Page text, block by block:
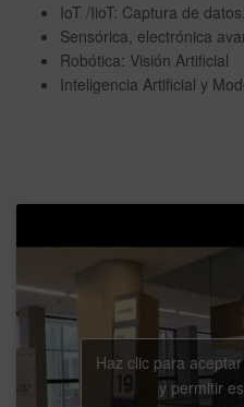
IoT /IioT: Captura de
Sensórica, electrónica
Robótica: Visión Artificial
Inteligencia Artificial y
Haz clic para
y permitir